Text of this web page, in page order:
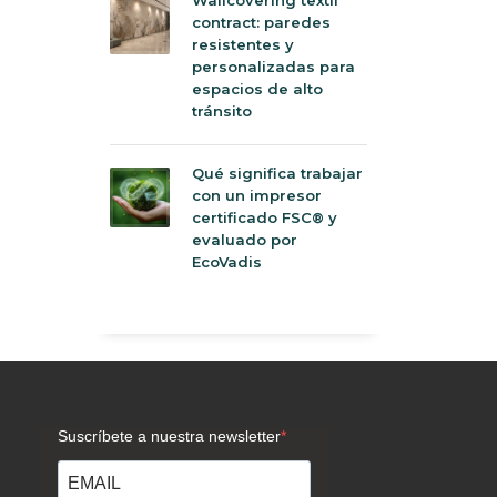
contract: paredes
resistentes y
personalizadas para
espacios de alto
tránsito
Qué significa trabajar
con un impresor
certificado FSC® y
evaluado por
EcoVadis